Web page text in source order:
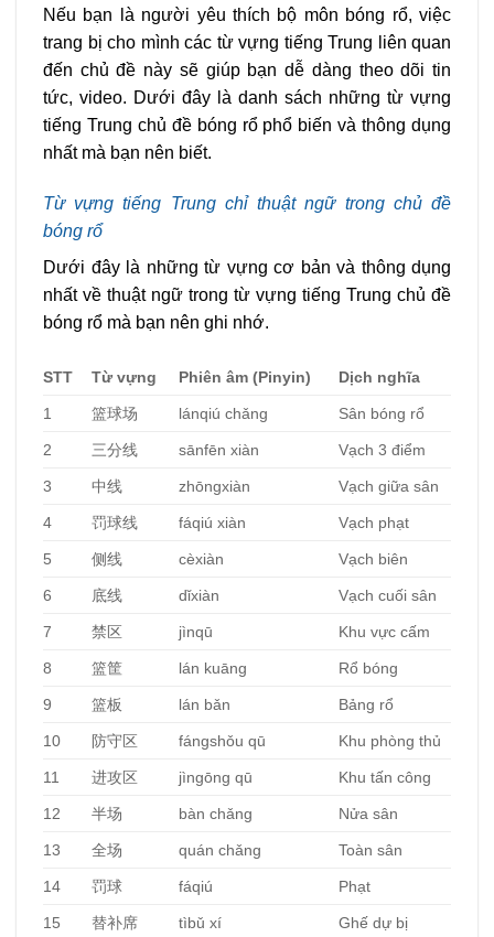
Nếu bạn là người yêu thích bộ môn bóng rổ, việc
trang bị cho mình các từ vựng tiếng Trung liên quan
đến chủ đề này sẽ giúp bạn dễ dàng theo dõi tin
tức, video. Dưới đây là danh sách những từ vựng
tiếng Trung chủ đề bóng rổ phổ biến và thông dụng
nhất mà bạn nên biết.
Từ vựng tiếng Trung chỉ thuật ngữ trong chủ đề
bóng rổ
Dưới đây là những từ vựng cơ bản và thông dụng
nhất về thuật ngữ trong từ vựng tiếng Trung chủ đề
bóng rổ mà bạn nên ghi nhớ.
STT Từ vựng Phiên âm (Pinyin) Dịch nghĩa
1 篮球场 lánqiú chǎng Sân bóng rổ
2 三分线 sānfēn xiàn Vạch 3 điểm
3 中线 zhōngxiàn Vạch giữa sân
4 罚球线 fáqiú xiàn Vạch phạt
5 侧线 cèxiàn Vạch biên
6 底线 dǐxiàn Vạch cuối sân
7 禁区 jìnqū Khu vực cấm
8 篮筐 lán kuāng Rổ bóng
9 篮板 lán bǎn Bảng rổ
10 防守区 fángshǒu qū Khu phòng thủ
11 进攻区 jìngōng qū Khu tấn công
12 半场 bàn chǎng Nửa sân
13 全场 quán chǎng Toàn sân
14 罚球 fáqiú Phạt
15 替补席 tìbǔ xí Ghế dự bị